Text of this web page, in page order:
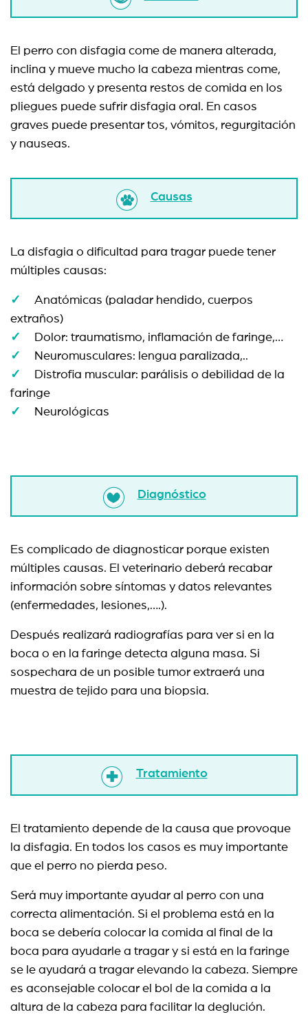
El perro con disfagia come de manera alterada,
inclina y mueve mucho la cabeza mientras come,
está delgado y presenta restos de comida en los
pliegues puede sufrir disfagia oral. En casos
graves puede presentar tos, vómitos, regurgitación
y nauseas.
Causas
La disfagia o dificultad para tragar puede tener
múltiples causas:
Anatómicas (paladar hendido, cuerpos
extraños)
Dolor: traumatismo, inflamación de faringe,…
Neuromusculares: lengua paralizada,..
Distrofia muscular: parálisis o debilidad de la
faringe
Neurológicas
Diagnóstico
Es complicado de diagnosticar porque existen
múltiples causas. El veterinario deberá recabar
información sobre síntomas y datos relevantes
(enfermedades, lesiones,….).
Después realizará radiografías para ver si en la
boca o en la faringe detecta alguna masa. Si
sospechara de un posible tumor extraerá una
muestra de tejido para una biopsia.
Tratamiento
El tratamiento depende de la causa que provoque
la disfagia. En todos los casos es muy importante
que el perro no pierda peso.
Será muy importante ayudar al perro con una
correcta alimentación. Si el problema está en la
boca se debería colocar la comida al final de la
boca para ayudarle a tragar y si está en la faringe
se le ayudará a tragar elevando la cabeza. Siempre
es aconsejable colocar el bol de la comida a la
altura de la cabeza para facilitar la deglución.